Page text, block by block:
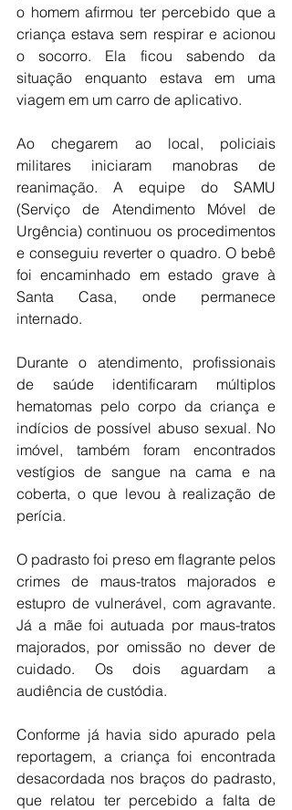
o homem afirmou ter percebido que a
criança estava sem respirar e acionou
o socorro. Ela ficou sabendo da
situação enquanto estava em uma
viagem em um carro de aplicativo.
Ao chegarem ao local, policiais
militares iniciaram manobras de
reanimação. A equipe do SAMU
(Serviço de Atendimento Móvel de
Urgência) continuou os procedimentos
e conseguiu reverter o quadro. O bebê
foi encaminhado em estado grave à
Santa Casa, onde permanece
internado.
Durante o atendimento, profissionais
de saúde identificaram múltiplos
hematomas pelo corpo da criança e
indícios de possível abuso sexual. No
imóvel, também foram encontrados
vestígios de sangue na cama e na
coberta, o que levou à realização de
perícia.
O padrasto foi preso em flagrante pelos
crimes de maus-tratos majorados e
estupro de vulnerável, com agravante.
Já a mãe foi autuada por maus-tratos
majorados, por omissão no dever de
cuidado. Os dois aguardam a
audiência de custódia.
Conforme já havia sido apurado pela
reportagem, a criança foi encontrada
desacordada nos braços do padrasto,
que relatou ter percebido a falta de